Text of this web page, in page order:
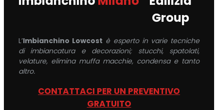
Group
L’Imbianchino Lowcost è esperto in varie tecniche
di imbiancatura e decorazioni; stucchi, spatolati,
velature, elimina muffa macchie, condensa e tanto
altro.
CONTATTACI PER UN PREVENTIVO
GRATUITO